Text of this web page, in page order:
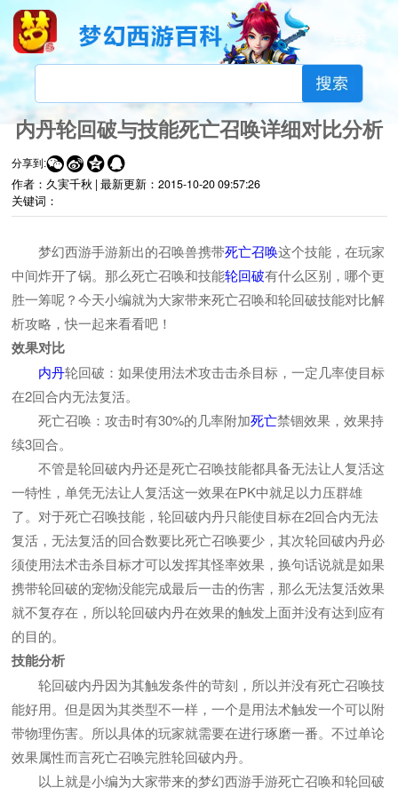
内丹轮回破与技能死亡召唤详细对比分析
分享到: 
作者：久実千秋 | 最新更新： 2015-10-20 09:57:26
关键词：
梦幻西游手游新出的召唤兽携带死亡召唤这个技能，在玩家
中间炸开了锅。那么死亡召唤和技能轮回破有什么区别，哪个更
胜一筹呢？今天小编就为大家带来死亡召唤和轮回破技能对比解
析攻略，快一起来看看吧！
效果对比
内丹轮回破：如果使用法术攻击击杀目标，一定几率使目标
在2回合内无法复活。
死亡召唤：攻击时有30%的几率附加死亡禁锢效果，效果持
续3回合。
不管是轮回破内丹还是死亡召唤技能都具备无法让人复活这
一特性，单凭无法让人复活这一效果在PK中就足以力压群雄
了。对于死亡召唤技能，轮回破内丹只能使目标在2回合内无法
复活，无法复活的回合数要比死亡召唤要少，其次轮回破内丹必
须使用法术击杀目标才可以发挥其怪率效果，换句话说就是如果
携带轮回破的宠物没能完成最后一击的伤害，那么无法复活效果
就不复存在，所以轮回破内丹在效果的触发上面并没有达到应有
的目的。
技能分析
轮回破内丹因为其触发条件的苛刻，所以并没有死亡召唤技
能好用。但是因为其类型不一样，一个是用法术触发一个可以附
带物理伤害。所以具体的玩家就需要在进行琢磨一番。不过单论
效果属性而言死亡召唤完胜轮回破内丹。
以上就是小编为大家带来的梦幻西游手游死亡召唤和轮回破